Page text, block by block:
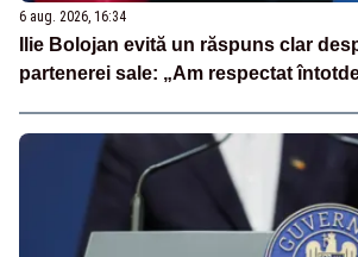
6 aug. 2026, 16:34
Ilie Bolojan evită un răspuns clar
partenerei sale: „Am respectat